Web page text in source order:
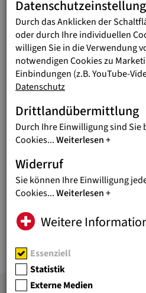
TERMINE
ZUM
Dienstag,
Spittal
WIEN:
THEMA
Di, 8.9. VHS
TERMINE
Durch das Anklicken der
oder durch Ihre individuellen
willigen Sie in die Verwendung
notwendigen Cookies zu
Einbindungen (z.B. YouTube-
Datenschutz
Drittlandübermittlung
Durch Ihre Einwilligung sind Sie
Cookies...Weiterlesen
Widerruf
Sie können Ihre Einwilligung
Cookies...Weiterlesen
Weitere
Essenziell
Statistik
Externe Medien